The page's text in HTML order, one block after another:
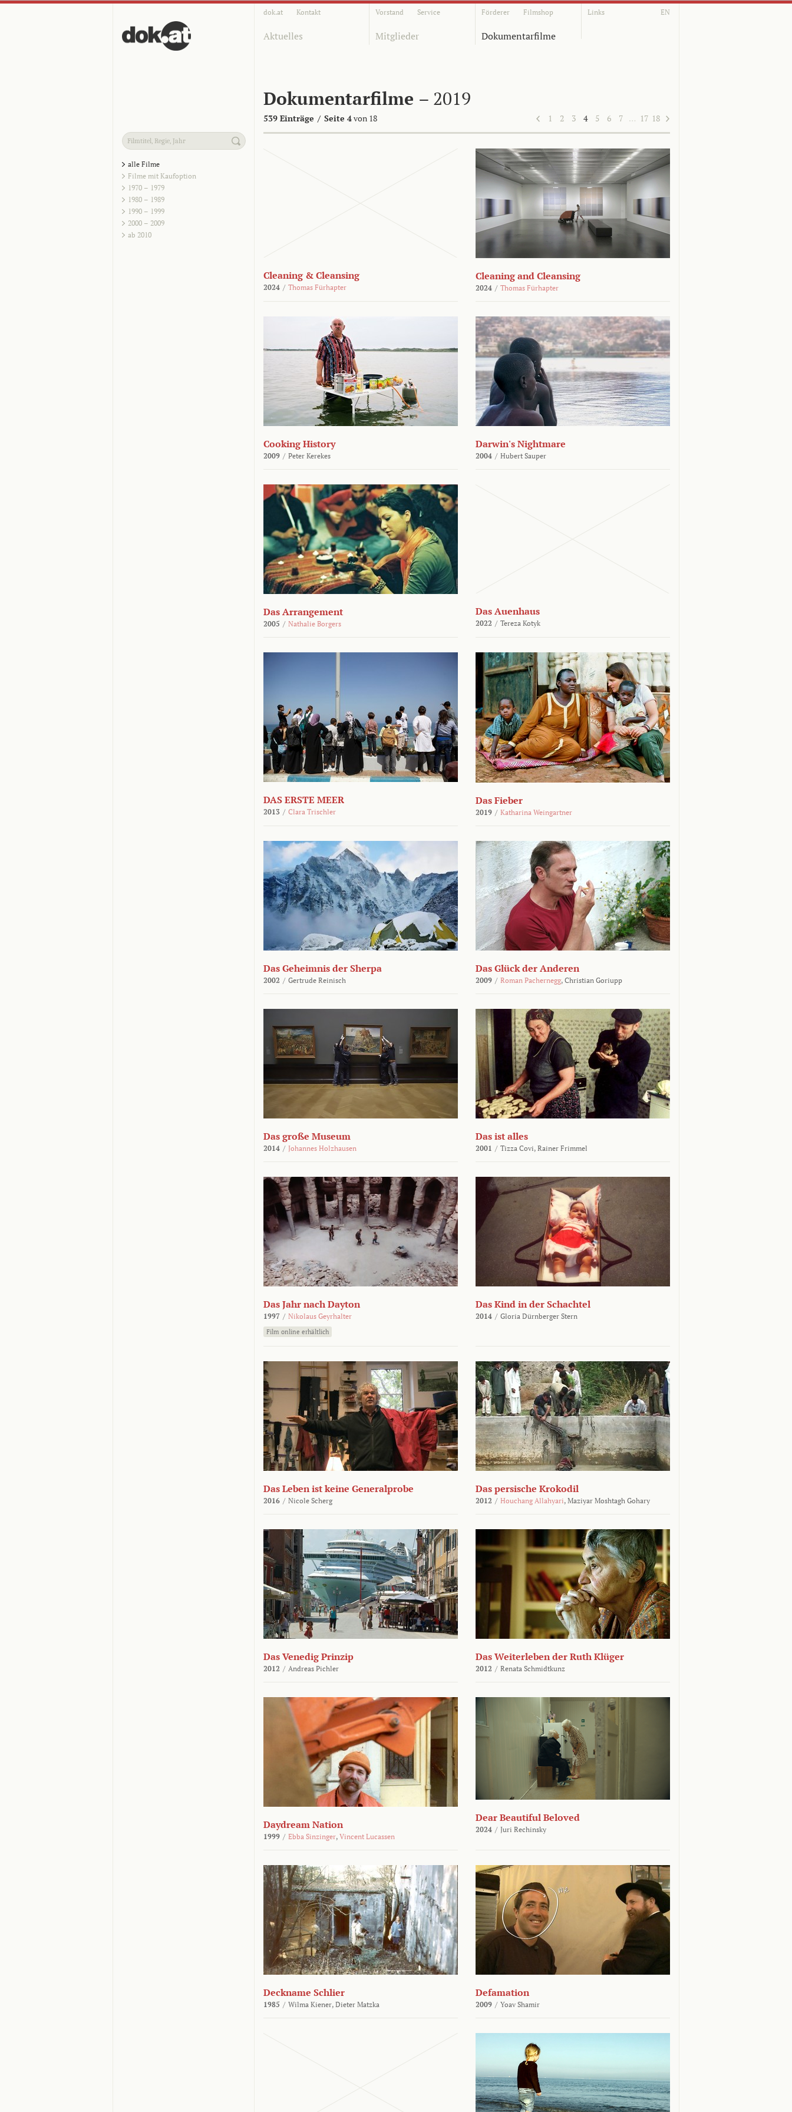
dok.at Kontakt Vorstand Service Förderer Filmshop Links EN
Aktuelles Mitglieder Dokumentarfilme
Dokumentarfilme – 2019
539 Einträge / Seite 4von 18 1 2 3 4 5 6 7 … 17 18
alle Filme
Filme mit Kaufoption
1970 – 1979
1980 – 1989
1990 – 1999
2000 – 2009
ab 2010
Cleaning & Cleansing
2024 / Thomas Fürhapter
Cleaning and Cleansing
2024 / Thomas Fürhapter
Cooking History
2009 / Peter Kerekes
Darwin's Nightmare
2004 / Hubert Sauper
Das Arrangement
2005 / Nathalie Borgers
Das Auenhaus
2022 / Tereza Kotyk
DAS ERSTE MEER
2013 / Clara Trischler
Das Fieber
2019 / Katharina Weingartner
Das Geheimnis der Sherpa
2002 / Gertrude Reinisch
Das Glück der Anderen
2009 / Roman Pachernegg, Christian Goriupp
Das große Museum
2014 / Johannes Holzhausen
Das ist alles
2001 / Tizza Covi, Rainer Frimmel
Das Jahr nach Dayton
1997 / Nikolaus Geyrhalter
Film online erhältlich
Das Kind in der Schachtel
2014 / Gloria Dürnberger Stern
Das Leben ist keine Generalprobe
2016 / Nicole Scherg
Das persische Krokodil
2012 / Houchang Allahyari, Maziyar Moshtagh Gohary
Das Venedig Prinzip
2012 / Andreas Pichler
Das Weiterleben der Ruth Klüger
2012 / Renata Schmidtkunz
Daydream Nation
1999 / Ebba Sinzinger, Vincent Lucassen
Dear Beautiful Beloved
2024 / Juri Rechinsky
Deckname Schlier
1985 / Wilma Kiener, Dieter Matzka
Defamation
2009 / Yoav Shamir